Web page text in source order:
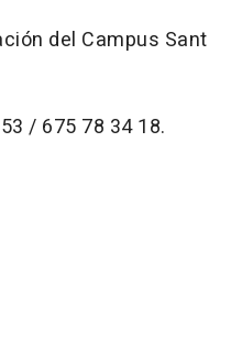
del Campus Sant
/ 675 78 34 18.